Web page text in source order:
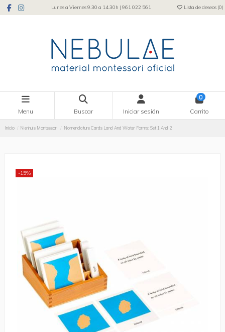
Lunes a Viernes 9.30 a 14.30h | 961 022 561 Lista de deseos (0)
Menu Buscar Iniciar sesión
0
Carrito
Inicio Nienhuis Montessori Nomenclature Cards Land And Water Forms: Set 1 And 2
-15%